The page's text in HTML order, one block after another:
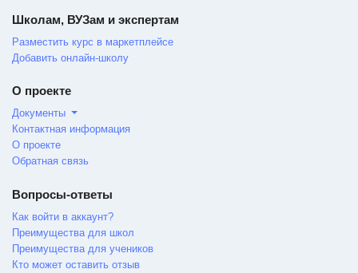
Школам, ВУЗам и экспертам
Разместить курс в маркетплейсе
Добавить онлайн-школу
О проекте
Документы
Контактная информация
О проекте
Обратная связь
Вопросы-ответы
Как войти в аккаунт?
Преимущества для школ
Преимущества для учеников
Кто может оставить отзыв